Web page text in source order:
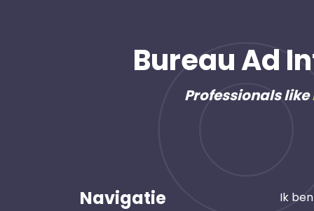
Bureau Ad
Professionals like
Navigatie
Ik